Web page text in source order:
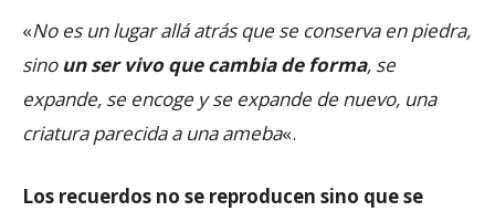
«No es un lugar allá atrás que se conserva en piedra,
sino un ser vivo que cambia de forma, se
expande, se encoge y se expande de nuevo, una
criatura parecida a una ameba«.
Los recuerdos no se reproducen sino que se